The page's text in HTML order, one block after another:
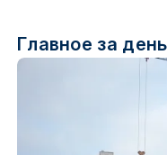
Главное за день